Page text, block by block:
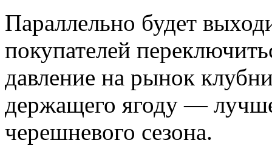
Параллельно будет
покупателей
давление на рынок
держащего ягоду —
черешневого сезона.